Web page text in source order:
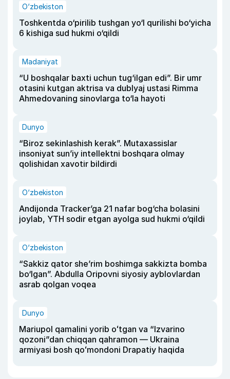
O‘zbekiston
Toshkentda o‘pirilib tushgan yo‘l qurilishi bo‘yicha
6 kishiga sud hukmi o‘qildi
Madaniyat
“U boshqalar baxti uchun tug‘ilgan edi”. Bir umr
otasini kutgan aktrisa va dublyaj ustasi Rimma
Ahmedovaning sinovlarga to‘la hayoti
Dunyo
“Biroz sekinlashish kerak”. Mutaxassislar
insoniyat sun’iy intellektni boshqara olmay
qolishidan xavotir bildirdi
O‘zbekiston
Andijonda Tracker’ga 21 nafar bog‘cha bolasini
joylab, YTH sodir etgan ayolga sud hukmi o‘qildi
O‘zbekiston
“Sakkiz qator she’rim boshimga sakkizta bomba
bo‘lgan”. Abdulla Oripovni siyosiy ayblovlardan
asrab qolgan voqea
Dunyo
Mariupol qamalini yorib oʻtgan va “Izvarino
qozoni”dan chiqqan qahramon — Ukraina
armiyasi bosh qoʻmondoni Drapatiy haqida